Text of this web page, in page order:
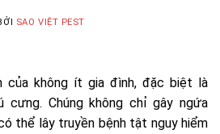
SAO VIỆT PEST
của không ít gia đình, đặc biệt là
cưng. Chúng không chỉ gây ngứa
thể lây truyền bệnh tật nguy hiểm